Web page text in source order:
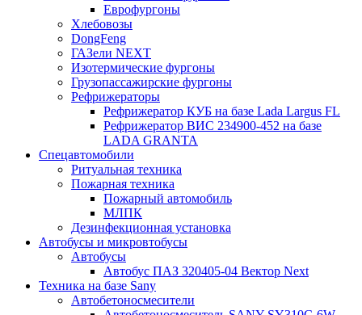
Еврофургоны
Хлебовозы
DongFeng
ГАЗели NEXT
Изотермические фургоны
Грузопассажирские фургоны
Рефрижераторы
Рефрижератор КУБ на базе Lada Largus FL
Рефрижератор ВИС 234900-452 на базе
LADA GRANTA
Спецавтомобили
Ритуальная техника
Пожарная техника
Пожарный автомобиль
МЛПК
Дезинфекционная установка
Автобусы и микровтобусы
Автобусы
Автобус ПАЗ 320405-04 Вектор Next
Техника на базе Sany
Автобетоносмесители